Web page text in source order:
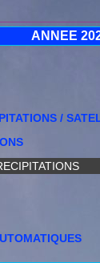
ANNEE
/